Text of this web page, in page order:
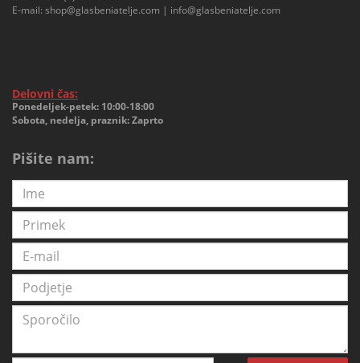
E-mail: shop@glasbeniatelje.com | info@glasbeniatelje.com
Delovni čas:
Ponedeljek-petek: 10:00-18:00
Sobota, nedelja, praznik: Zaprto
Pišite nam: